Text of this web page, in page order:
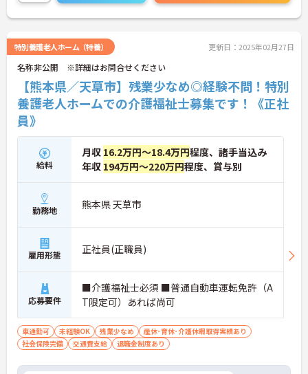
特別養護老人ホーム（特養） 更新日：2025年02月27日
名称非公開 ※詳細はお問合せください
【熊本県／天草市】残業少なめ◎経験不問！特別
養護老人ホームでの介護福祉士募集です！《正社
員》
給料
月収 16.2万円～18.4万円程度、諸手当込み
年収 194万円～220万円程度、賞与別
勤務地 熊本県 天草市
雇用形態 正社員(正職員)
応募要件
■介護福祉士必須 ■普通自動車運転免許（A
T限定可）あれば尚可
車通勤可 未経験OK 残業少なめ
産休･育休･介護休暇取得実績あり
社会保険完備
交通費支給 退職金制度あり